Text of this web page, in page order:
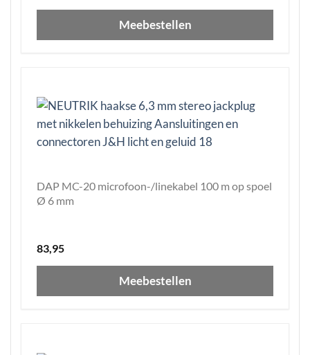
Meebestellen
DAP MC-20 microfoon-/linekabel 100 m op spoel
Ø 6 mm
83,95
Meebestellen